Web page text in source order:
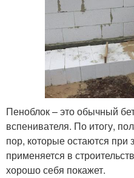
Пеноблок – это обычный
вспенивателя. По итогу,
пор, которые остаются
применяется в
хорошо себя покажет.